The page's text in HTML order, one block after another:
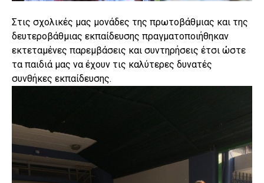
Στις σχολικές μας μονάδες της πρωτοβάθμιας και της
δευτεροβάθμιας εκπαίδευσης πραγματοποιήθηκαν
εκτεταμένες παρεμβάσεις και συντηρήσεις έτσι ώστε
τα παιδιά μας να έχουν τις καλύτερες δυνατές
συνθήκες εκπαίδευσης.